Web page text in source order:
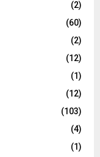
(2)
(60)
(2)
(12)
(1)
(12)
(103)
(4)
(1)